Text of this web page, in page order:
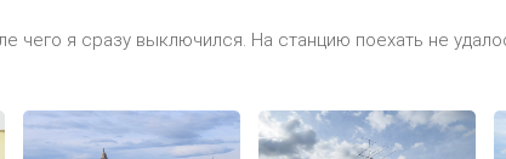
чего я сразу выключился. На станцию поехать не